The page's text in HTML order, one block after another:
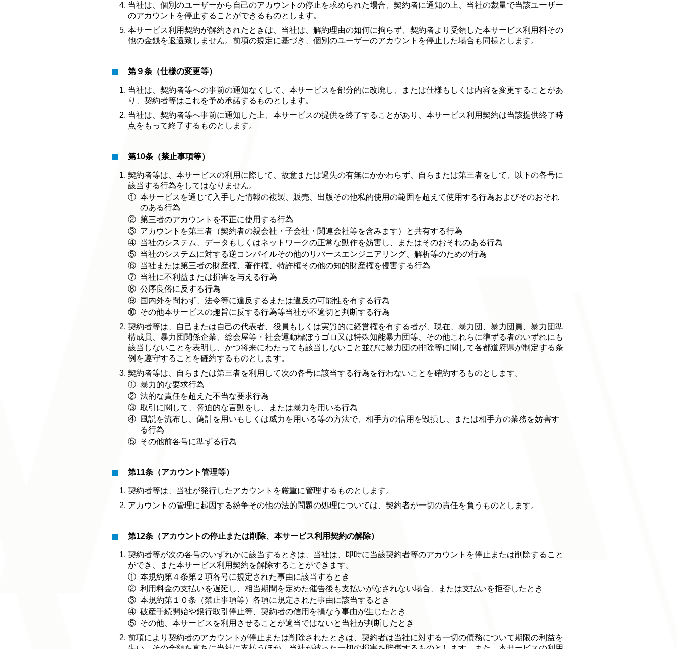
当社は、個別のユーザーから自己のアカウントの停止を求められた場合、契約者に通知の上、当社の裁量で当該ユーザー
のアカウントを停止することができるものとします。
本サービス利用契約が解約されたときは、当社は、解約理由の如何に拘らず、契約者より受領した本サービス利用料その
他の金銭を返還致しません。前項の規定に基づき、個別のユーザーのアカウントを停止した場合も同様とします。
第９条（仕様の変更等）
当社は、契約者等への事前の通知なくして、本サービスを部分的に改廃し、または仕様もしくは内容を変更することがあ
り、契約者等はこれを予め承諾するものとします。
当社は、契約者等へ事前に通知した上、本サービスの提供を終了することがあり、本サービス利用契約は当該提供終了時
点をもって終了するものとします。
第10条（禁止事項等）
契約者等は、本サービスの利用に際して、故意または過失の有無にかかわらず、自らまたは第三者をして、以下の各号に
該当する行為をしてはなりません。
① 本サービスを通じて入手した情報の複製、販売、出版その他私的使用の範囲を超えて使用する行為およびそのおそれ
のある行為
② 第三者のアカウントを不正に使用する行為
③ アカウントを第三者（契約者の親会社・子会社・関連会社等を含みます）と共有する行為
④ 当社のシステム、データもしくはネットワークの正常な動作を妨害し、またはそのおそれのある行為
⑤ 当社のシステムに対する逆コンパイルその他のリバースエンジニアリング、解析等のための行為
⑥ 当社または第三者の財産権、著作権、特許権その他の知的財産権を侵害する行為
⑦ 当社に不利益または損害を与える行為
⑧ 公序良俗に反する行為
⑨ 国内外を問わず、法令等に違反するまたは違反の可能性を有する行為
⑩ その他本サービスの趣旨に反する行為等当社が不適切と判断する行為
契約者等は、自己または自己の代表者、役員もしくは実質的に経営権を有する者が、現在、暴力団、暴力団員、暴力団準
構成員、暴力団関係企業、総会屋等・社会運動標ぼうゴロ又は特殊知能暴力団等、その他これらに準ずる者のいずれにも
該当しないことを表明し、かつ将来にわたっても該当しないこと並びに暴力団の排除等に関して各都道府県が制定する条
例を遵守することを確約するものとします。
契約者等は、自らまたは第三者を利用して次の各号に該当する行為を行わないことを確約するものとします。
① 暴力的な要求行為
② 法的な責任を超えた不当な要求行為
③ 取引に関して、脅迫的な言動をし、または暴力を用いる行為
④ 風説を流布し、偽計を用いもしくは威力を用いる等の方法で、相手方の信用を毀損し、または相手方の業務を妨害す
る行為
⑤ その他前各号に準ずる行為
第11条（アカウント管理等）
契約者等は、当社が発行したアカウントを厳重に管理するものとします。
アカウントの管理に起因する紛争その他の法的問題の処理については、契約者が一切の責任を負うものとします。
第12条（アカウントの停止または削除、本サービス利用契約の解除）
契約者等が次の各号のいずれかに該当するときは、当社は、即時に当該契約者等のアカウントを停止または削除すること
ができ、また本サービス利用契約を解除することができます。
① 本規約第４条第２項各号に規定された事由に該当するとき
② 利用料金の支払いを遅延し、相当期間を定めた催告後も支払いがなされない場合、または支払いを拒否したとき
③ 本規約第１０条（禁止事項等）各項に規定された事由に該当するとき
④ 破産手続開始や銀行取引停止等、契約者の信用を損なう事由が生じたとき
⑤ その他、本サービスを利用させることが適当ではないと当社が判断したとき
前項により契約者のアカウントが停止または削除されたときは、契約者は当社に対する一切の債務について期限の利益を